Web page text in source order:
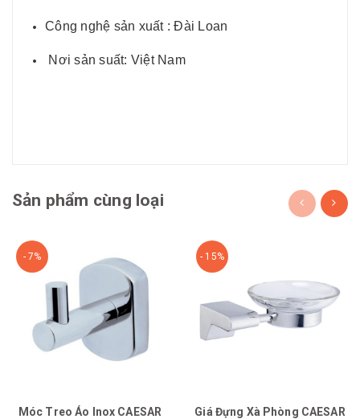
Công nghệ sản xuất : Đài Loan
Nơi sản suất: Việt Nam
Sản phẩm cùng loại
- 7%
Móc Treo Áo Inox CAESAR
- 15%
Giá Đựng Xà Phòng CAESAR